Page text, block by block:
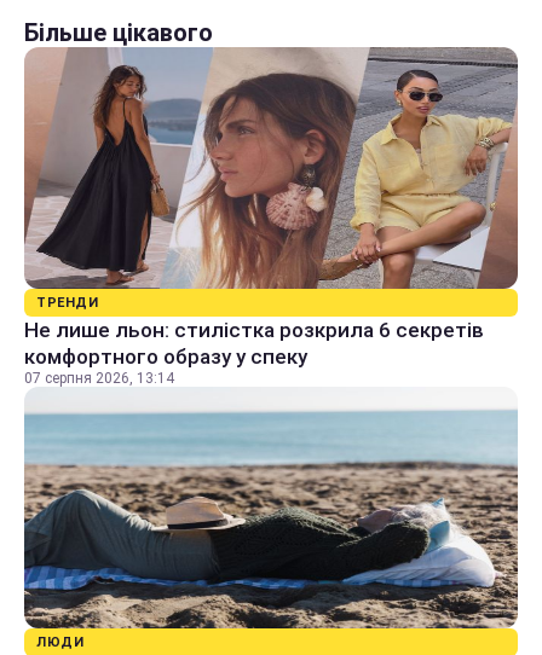
Більше цікавого
ТРЕНДИ
Не лише льон: стилістка розкрила 6 секретів
комфортного образу у спеку
07 серпня 2026, 13:14
ЛЮДИ